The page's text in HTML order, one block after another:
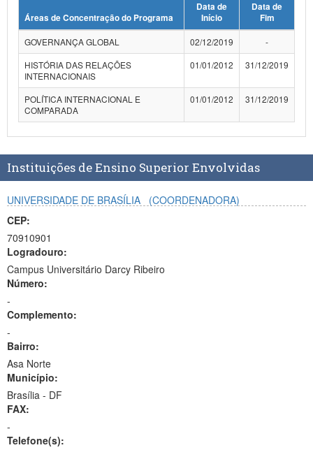
Banco Central do Brasil
Áreas de Concentração do Programa
Data de
Início
Data de
Fim
GOVERNANÇA GLOBAL
02/12/2019
-
HISTÓRIA DAS RELAÇÕES
INTERNACIONAIS
01/01/2012 31/12/2019
POLÍTICA INTERNACIONAL E
COMPARADA
01/01/2012 31/12/2019
Instituições de Ensino Superior Envolvidas
UNIVERSIDADE DE BRASÍLIA
(COORDENADORA)
CEP:
70910901
Logradouro:
Campus Universitário Darcy Ribeiro
Número:
-
Complemento:
-
Bairro:
Asa Norte
Município:
Brasília - DF
FAX:
-
Telefone(s):